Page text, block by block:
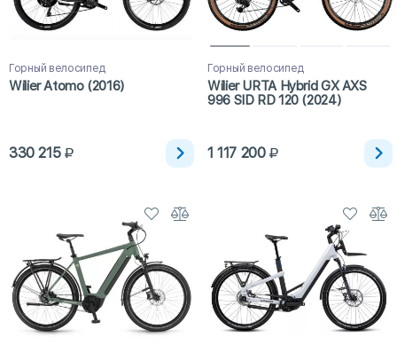
Горный велосипед
Wilier Atomo (2016)
330 215
Горный велосипед
Wilier URTA Hybrid GX AXS
996 SID RD 120 (2024)
1 117 200